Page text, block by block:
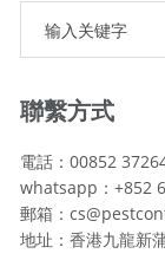
聯繫方式
電話：00852
whatsapp：+852
郵箱：
地址：香港九龍新